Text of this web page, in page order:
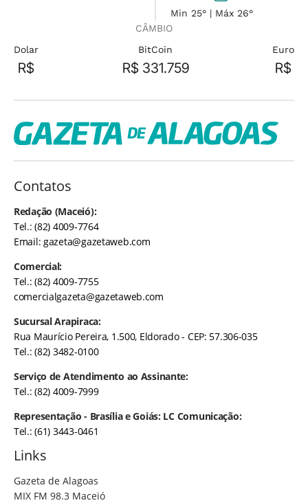
Min 25° | Máx 26°
CÂMBIO
Dolar
R$
BitCoin
R$ 331.759
Euro
R$
Contatos
Redação (Maceió):
Tel.: (82) 4009-7764
Email:gazeta@gazetaweb.com
Comercial:
Tel.: (82) 4009-7755
comercialgazeta@gazetaweb.com
Sucursal Arapiraca:
Rua Maurício Pereira, 1.500, Eldorado - CEP: 57.306-035
Tel.: (82) 3482-0100
Serviço de Atendimento ao Assinante:
Tel.: (82) 4009-7999
Representação - Brasília e Goiás: LC Comunicação:
Tel.: (61) 3443-0461
Links
Gazeta de Alagoas
MIX FM 98.3 Maceió